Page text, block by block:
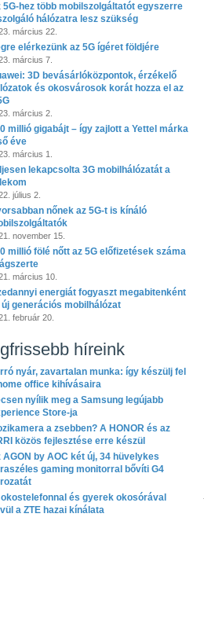
5G-hez több mobilszolgáltatót egyszerre
hálózatra lesz szükség
március 22.
elérkezünk az 5G ígéret földjére
március 7.
3D bevásárlóközpontok, érzékelő
és okosvárosok korát hozza el az
március 2.
millió gigabájt – így zajlott a Yettel márka
éve
március 1.
lekapcsolta 3G mobilhálózatát a
július 2.
nőnek az 5G-t is kínáló
november 15.
millió fölé nőtt az 5G előfizetések száma
március 10.
energiát fogyaszt megabitenként
új generációs mobilhálózat
február 20.
híreink
nyár, zavartalan munka: így készülj fel
office kihívásaira
nyílik meg a Samsung legújabb
Store-ja
a zsebben? A HONOR és az
közös fejlesztése erre készül
AGON by AOC két új, 34 hüvelykes
gaming monitorral bővíti G4
és gyerek okosórával
a ZTE hazai kínálata